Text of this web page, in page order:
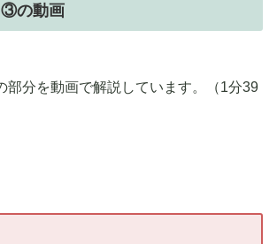
の動画
分を動画で解説しています。（1分39